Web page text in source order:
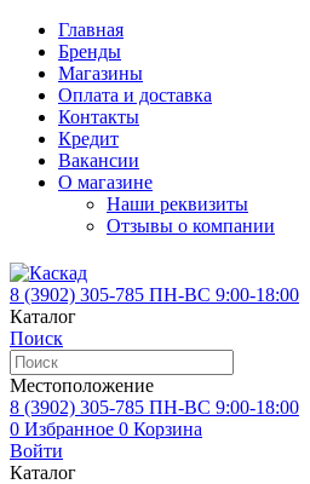
Главная
Бренды
Магазины
Оплата и доставка
Контакты
Кредит
Вакансии
О магазине
Наши реквизиты
Отзывы о компании
8 (3902) 305-785 ПН-ВС 9:00-18:00
Каталог
Поиск
Местоположение
8 (3902) 305-785 ПН-ВС 9:00-18:00
0 Избранное 0 Корзина
Войти
Каталог